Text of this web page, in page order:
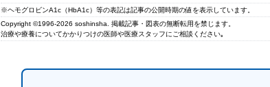
※ヘモグロビンA1c（HbA1c）等の表記は記事の公開時期の値を表示しています。
Copyright ©1996-2026 soshinsha. 掲載記事・図表の無断転用を禁じます。
治療や療養についてかかりつけの医師や医療スタッフにご相談ください｡